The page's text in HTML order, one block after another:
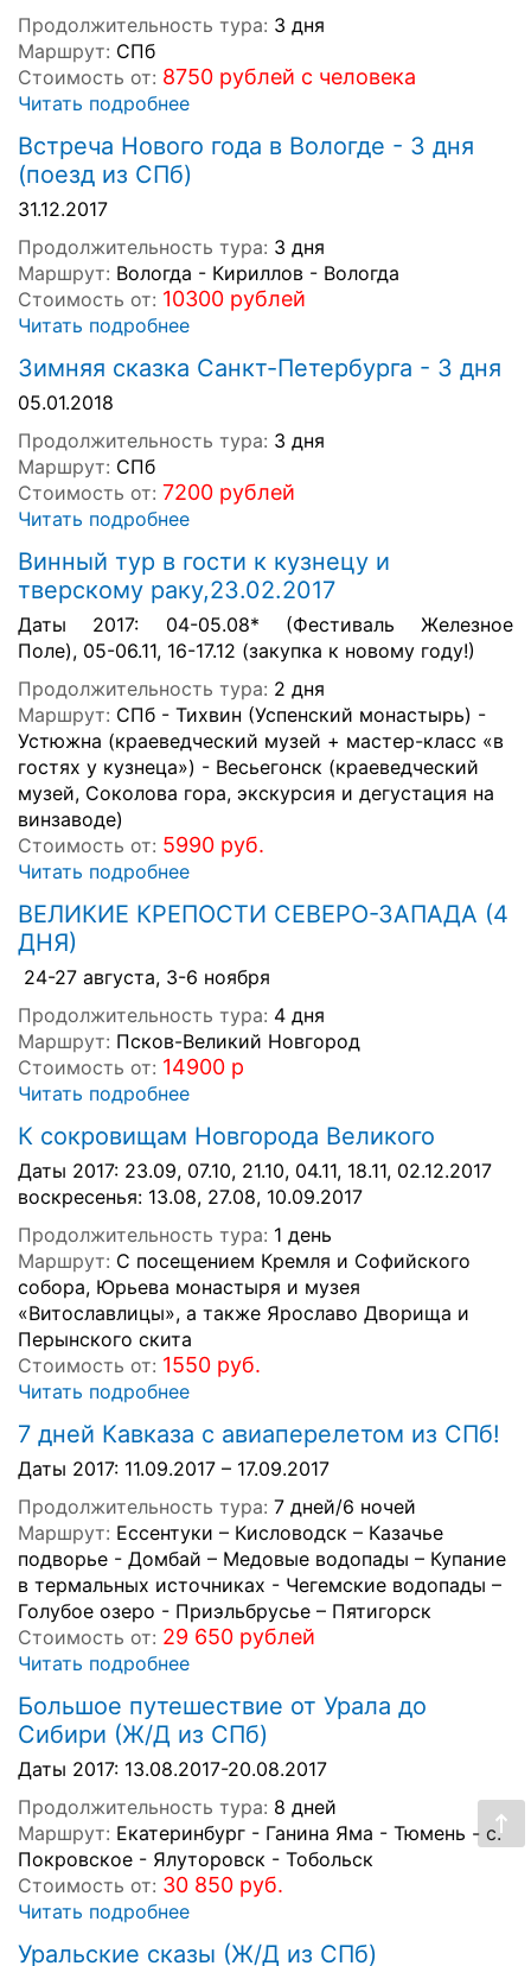
Продолжительность тура: 3 дня
Маршрут: СПб
Стоимость от: 8750 рублей с человека
Читать подробнее
Встреча Нового года в Вологде - 3 дня
(поезд из СПб)
31.12.2017
Продолжительность тура: 3 дня
Маршрут: Вологда - Кириллов - Вологда
Стоимость от: 10300 рублей
Читать подробнее
Зимняя сказка Санкт-Петербурга - 3 дня
05.01.2018
Продолжительность тура: 3 дня
Маршрут: СПб
Стоимость от: 7200 рублей
Читать подробнее
Винный тур в гости к кузнецу и
тверскому раку,23.02.2017
Даты 2017: 04-05.08* (Фестиваль Железное
Поле), 05-06.11, 16-17.12 (закупка к новому году!)
Продолжительность тура: 2 дня
Маршрут: СПб - Тихвин (Успенский монастырь) -
Устюжна (краеведческий музей + мастер-класс «в
гостях у кузнеца») - Весьегонск (краеведческий
музей, Соколова гора, экскурсия и дегустация на
винзаводе)
Стоимость от: 5990 руб.
Читать подробнее
ВЕЛИКИЕ КРЕПОСТИ СЕВЕРО-ЗАПАДА (4
ДНЯ)
24-27 августа, 3-6 ноября
Продолжительность тура: 4 дня
Маршрут: Псков-Великий Новгород
Стоимость от: 14900 р
Читать подробнее
К сокровищам Новгорода Великого
Даты 2017: 23.09, 07.10, 21.10, 04.11, 18.11, 02.12.2017
воскресенья: 13.08, 27.08, 10.09.2017
Продолжительность тура: 1 день
Маршрут: С посещением Кремля и Софийского
собора, Юрьева монастыря и музея
«Витославлицы», а также Ярославо Дворища и
Перынского скита
Стоимость от: 1550 руб.
Читать подробнее
7 дней Кавказа с авиаперелетом из СПб!
Даты 2017: 11.09.2017 – 17.09.2017
Продолжительность тура: 7 дней/6 ночей
Маршрут: Ессентуки – Кисловодск – Казачье
подворье - Домбай – Медовые водопады – Купание
в термальных источниках - Чегемские водопады –
Голубое озеро - Приэльбрусье – Пятигорск
Стоимость от: 29 650 рублей
Читать подробнее
Большое путешествие от Урала до
Сибири (Ж/Д из СПб)
Даты 2017: 13.08.2017-20.08.2017
Продолжительность тура: 8 дней
Маршрут: Екатеринбург - Ганина Яма - Тюмень - с.
Покровское - Ялуторовск - Тобольск
Стоимость от: 30 850 руб.
Читать подробнее
Уральские сказы (Ж/Д из СПб)